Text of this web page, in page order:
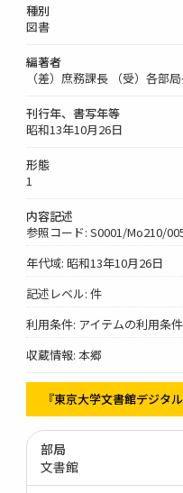
種別
図書
編著者
（差）庶務課長 （受）各部
刊行年、書写年等
昭和13年10月26日
形態
1
内容記述
参照コード: S0001/Mo210/
年代域: 昭和13年10月26日
記述レベル: 件
利用条件: アイテムの利用条
収蔵情報: 本郷
『東京大学文書館デジタ
部局
文書館